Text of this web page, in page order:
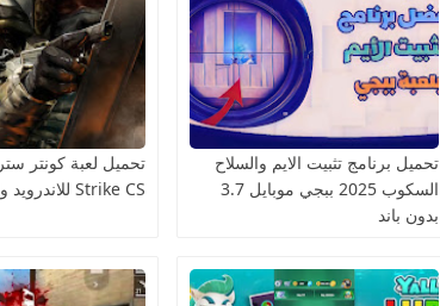
تحميل برنامج تثبيت الايم والسلاح
السكوب 2025 ببجي موبايل 3.7
بدون باند
Strike CS للاندرويد والايفون